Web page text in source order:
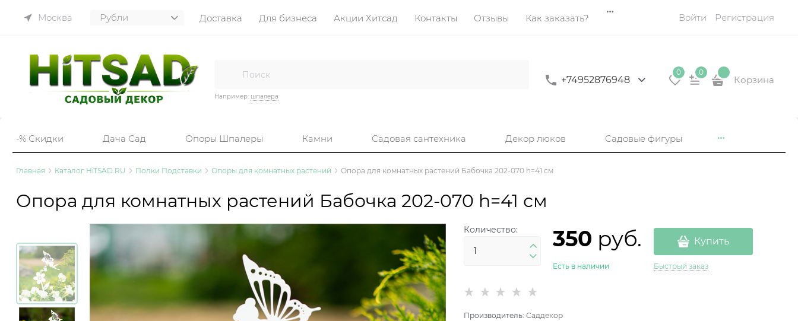
Москва Доставка Для бизнеса Акции Хитсад Контакты Отзывы Как заказать? Войти Регистрация
Например: шпалера
+74952876948
0 0
Корзина
-% Скидки Дача Сад Опоры Шпалеры Камни Садовая сантехника Декор люков Садовые фигуры
Главная Каталог HiTSAD.RU Полки Подставки Опоры для комнатных растений Опора для комнатных растений Бабочка 202-070 h=41 см
Опора для комнатных растений Бабочка 202-070 h=41 см
Количество: 350 руб.
Есть в наличии
Купить
Быстрый заказ
Производитель:Саддекор